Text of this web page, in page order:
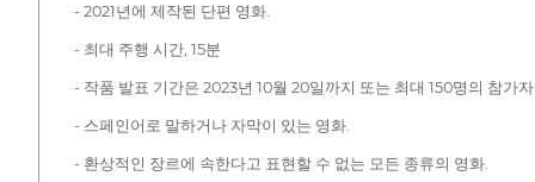
- 2021년에 제작된 단편 영화.
- 최대 주행 시간, 15분
- 작품 발표 기간은 2023년 10월 20일까지 또는 최대 150명의 참가
- 스페인어로 말하거나 자막이 있는 영화.
- 환상적인 장르에 속한다고 표현할 수 없는 모든 종류의 영화.